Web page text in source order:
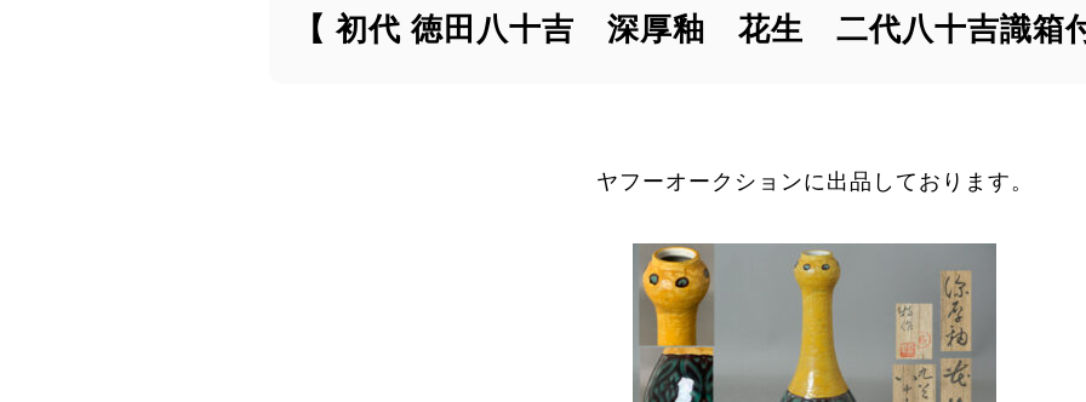
【 初代 徳田八十吉 深厚釉 花生 二代八十吉識箱
ヤフーオークションに出品しております。